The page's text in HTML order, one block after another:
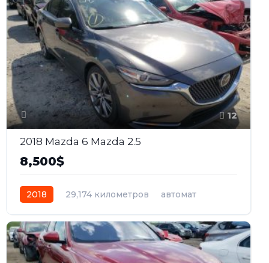
12
2018 Mazda 6 Mazda 2.5
8,500$
2018 29,174 километров
автомат